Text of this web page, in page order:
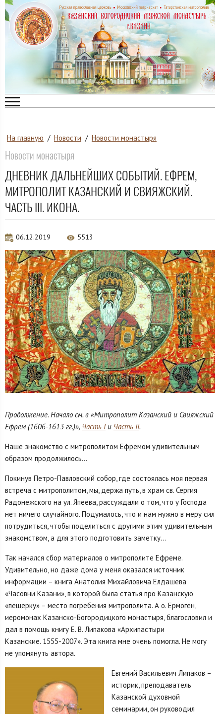
На главную / Новости / Новости монастыря
Новости монастыря
ДНЕВНИК ДАЛЬНЕЙШИХ СОБЫТИЙ. ЕФРЕМ,
МИТРОПОЛИТ КАЗАНСКИЙ И СВИЯЖСКИЙ.
ЧАСТЬ III. ИКОНА.
06.12.2019 5513
Продолжение. Начало см. в «Митрополит Казанский и Свияжский
Ефрем (1606-1613 гг.)», Часть Iи Часть II.
Наше знакомство с митрополитом Ефремом удивительным
образом продолжилось…
Покинув Петро-Павловский собор, где состоялась моя первая
встреча с митрополитом, мы, держа путь, в храм св. Сергия
Радонежского на ул. Япеева, рассуждали о том, что у Господа
нет ничего случайного. Подумалось, что и нам нужно в меру сил
потрудиться, чтобы поделиться с другими этим удивительным
знакомством, а для этого подготовить заметку…
Так начался сбор материалов о митрополите Ефреме.
Удивительно, но даже дома у меня оказался источник
информации – книга Анатолия Михайловича Елдашева
«Часовни Казани», в которой была статья про Казанскую
«пещерку» – место погребения митрополита. А о. Ермоген,
иеромонах Казанско-Богородицкого монастыря, благословил и
дал в помощь книгу Е. В. Липакова «Архипастыри
Казанские. 1555-2007». Эта книга мне очень помогла. Не могу
не упомянуть автора.
Евгений Васильевич Липаков –
историк, преподаватель
Казанской духовной
семинарии, он руководил